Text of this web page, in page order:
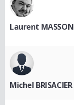
Laurent MASSON
Michel BRISACIER